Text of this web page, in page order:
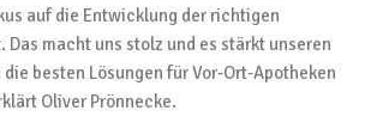
auf die Entwicklung der richtigen
Das macht uns stolz und es stärkt unseren
besten Lösungen für Vor-Ort-Apotheken
Oliver Prönnecke.